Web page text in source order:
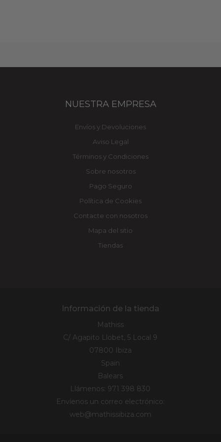
NUESTRA EMPRESA
Envíos y Devoluciones
Aviso Legal
Términos y Condiciones
Sobre nosotros
Pago Seguro
Política de Cookies
Contacte con nosotros
Mapa del sitio
Tiendas
Información de la tienda
Mathiss
C/ Agapito Llobet, 5 Local 9
07800 Ibiza
Spain
Balears
Llámenos: 971 398 830
Envíenos un correo electrónico:
web@mathissibiza.com